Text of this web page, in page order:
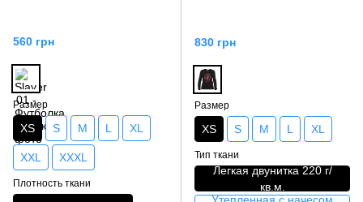
560 грн
Размер
XS S M L XL
XXL XXXL
Плотность ткани
830 грн
Размер
XS S M L XL
Тип ткани
Легкая двунитка 220 г/
кв.м.